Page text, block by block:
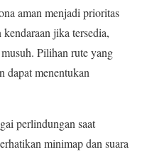
aman menjadi prioritas
jika tersedia,
Pilihan rute yang
dapat menentukan
perlindungan saat
minimap dan suara